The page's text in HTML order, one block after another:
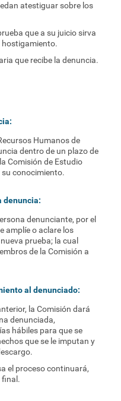
atestiguar sobre los
que a su juicio sirva
hostigamiento.
que recibe la denuncia.
Humanos de
dentro de un plazo de
Comisión de Estudio
conocimiento.
denuncia:
denunciante, por el
amplíe o aclare los
prueba; la cual
de la Comisión a
al denunciado:
la Comisión dará
denunciada,
hábiles para que se
que se le imputan y
el proceso continuará,
final.